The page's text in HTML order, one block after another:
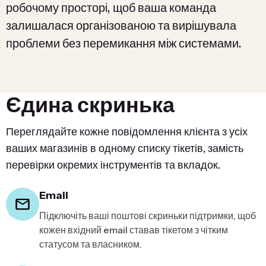
робочому просторі, щоб ваша команда
залишалася організованою та вирішувала
проблеми без перемикання між системами.
Єдина скринька
Переглядайте кожне повідомлення клієнта з усіх
ваших магазинів в одному списку тікетів, замість
перевірки окремих інструментів та вкладок.
Email
Підключіть ваші поштові скриньки підтримки, щоб
кожен вхідний email ставав тікетом з чітким
статусом та власником.